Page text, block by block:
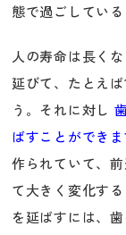
態で過ごしてい
人の寿命は長く
延びて、たとえ
う。それに対し
ばすことができ
作られていて、
て大きく変化す
を延ばすには、